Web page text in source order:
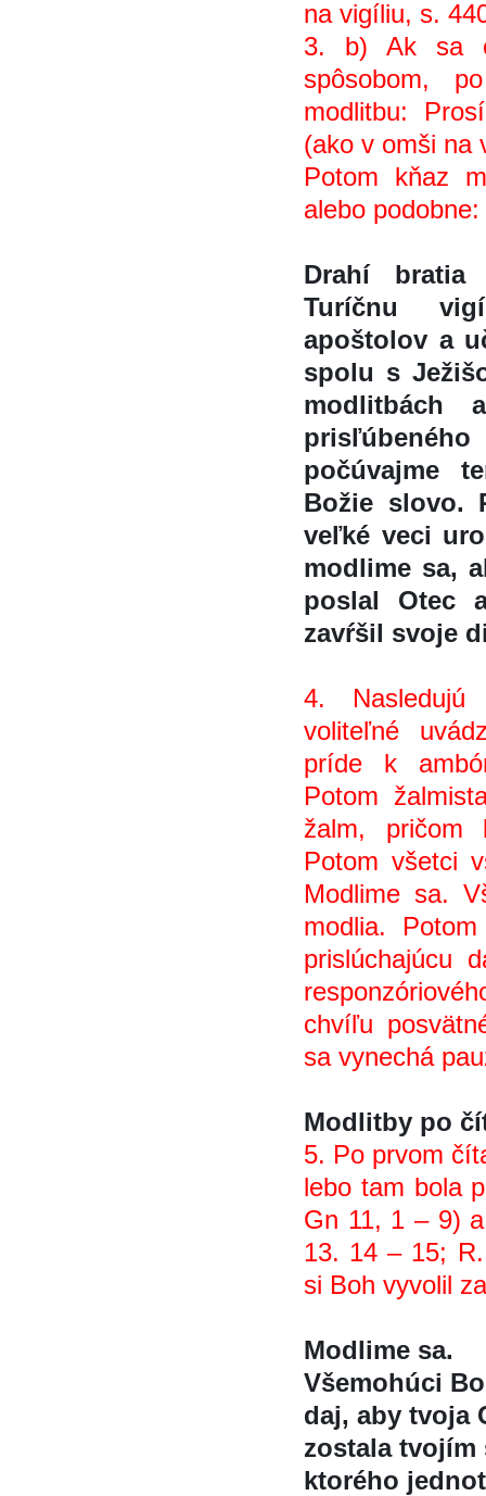
na vigíliu, s.
3. b) Ak sa
spôsobom,
modlitbu:
(ako v omši na
Potom kňaz
alebo podobne:
Drahí
Turíčnu
apoštolov a
spolu s
modlitbách
počúvajme
Božie slovo.
veľké veci
modlime sa,
poslal Otec
zavŕšil svoje
4.
voliteľné
príde k
Potom
žalm, pričom
Potom všetci
Modlime sa.
modlia.
prislúchajúcu
chvíľu
sa vynechá
Modlitby po
5. Po prvom
lebo tam bola
Gn 11, 1 – 9)
13. 14 – 15;
si Boh vyvolil
Modlime sa.
Všemohúci
daj, aby tvoja
zostala
ktorého